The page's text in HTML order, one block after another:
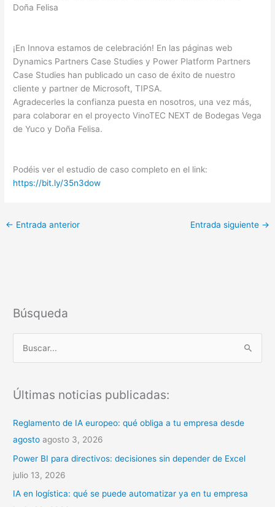
Doña Felisa
¡En Innova estamos de celebración! En las páginas web
Dynamics Partners Case Studies y Power Platform Partners
Case Studies han publicado un caso de éxito de nuestro
cliente y partner de Microsoft, TIPSA.
Agradecerles la confianza puesta en nosotros, una vez más,
para colaborar en el proyecto VinoTEC NEXT de Bodegas Vega
de Yuco y Doña Felisa.
Podéis ver el estudio de caso completo en el link:
https://bit.ly/35n3dow
← Entrada anterior Entrada siguiente →
Búsqueda
c
r
:
Últimas noticias publicadas:
Reglamento de IA europeo: qué obliga a tu empresa desde
agosto agosto 3, 2026
Power BI para directivos: decisiones sin depender de Excel
julio 13, 2026
IA en logística: qué se puede automatizar ya en tu empresa